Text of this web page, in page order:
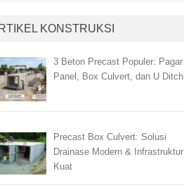
KONSTRUKSI
3 Beton Precast Populer: Pagar
Panel, Box Culvert, dan U Ditch
Precast Box Culvert: Solusi
Drainase Modern & Infrastruktur
Kuat